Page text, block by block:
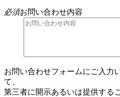
必須お問い合わせ内容
お問い合わせフォームにご入力
て、
第三者に開示あるいは提供する